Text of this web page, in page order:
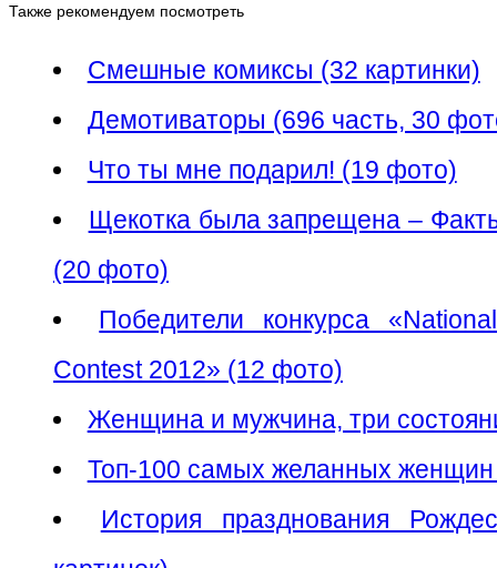
Также рекомендуем посмотреть
Смешные комиксы (32 картинки)
Демотиваторы (696 часть, 30
Что ты мне подарил! (19 фото)
Щекотка была запрещена –
(20 фото)
Победители конкурса
Contest 2012» (12 фото)
Женщина и мужчина, три
Топ-100 самых желанных женщин
История празднования